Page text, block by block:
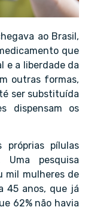
ao Brasil,
que
e a liberdade da
outras formas,
ser substituída
dispensam os
próprias pílulas
Uma pesquisa
mil mulheres de
45 anos, que já
62% não havia